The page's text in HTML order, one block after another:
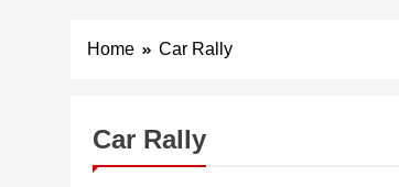
Home Car Rally
Car Rally